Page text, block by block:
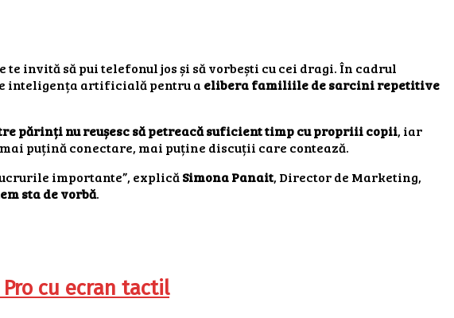
invită să pui telefonul jos și să vorbești cu cei dragi. În cadrul
inteligența artificială pentru a elibera familiile de sarcini repetitive
părinți nu reușesc să petreacă suficient timp cu propriii copii, iar
puțină conectare, mai puține discuții care contează.
importante”, explicăSimona Panait, Director de Marketing,
sta de vorbă.
cu ecran tactil